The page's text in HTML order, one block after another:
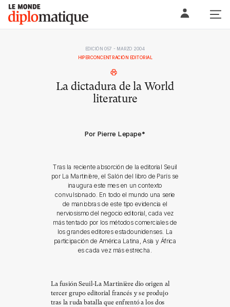
Skip
content
Le monde diplomatique
EDICIÓN 057 - MARZO 2004
HIPERCONCENTRACIÓN EDITORIAL
La dictadura de la World
literature
Por Pierre Lepape*
Tras la reciente absorción de la editorial Seuil
por La Martinière, el Salón del libro de París se
inaugura este mes en un contexto
convulsionado. En todo el mundo una serie
de maniobras de este tipo evidencia el
nerviosismo del negocio editorial, cada vez
más tentado por los métodos comerciales de
los grandes editores estadounidenses. La
participación de América Latina, Asia y África
es cada vez más estrecha.
La fusión Seuil-La Martinière dio origen al
tercer grupo editorial francés y se produjo
tras la ruda batalla que enfrentó a los dos